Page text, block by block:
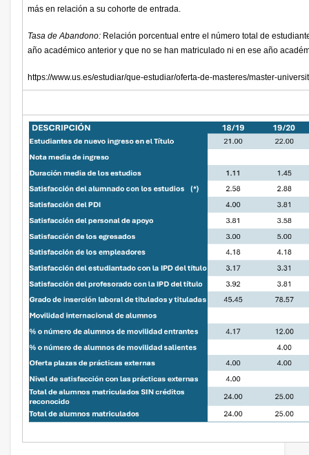
más en relación a su cohorte de entrada.
Tasa de Abandono: Relación porcentual entre el número total de
año académico anterior y que no se han matriculado ni en ese año
https://www.us.es/estudiar/que-estudiar/oferta-de-masteres/master-